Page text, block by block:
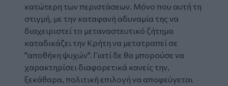
κατώτερη των περιστάσεων. Μόνο που αυτή τη
στιγμή, με την καταφανή αδυναμία της να
διαχειριστεί το μεταναστευτικό ζήτημα
καταδικάζει την Κρήτη να μετατραπεί σε
"αποθήκη ψυχών". Γιατί δε θα μπορούσε να
χαρακτηρίσει διαφορετικά κανείς την,
ξεκάθαρα, πολιτική επιλογή να αποφεύγεται